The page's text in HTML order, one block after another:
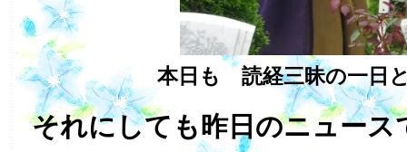
本日も 読経三昧の一日
それにしても昨日のニュース